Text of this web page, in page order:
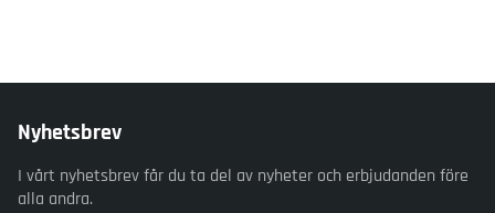
Nyhetsbrev
I vårt nyhetsbrev får du ta del av nyheter och erbjudanden före
alla andra.